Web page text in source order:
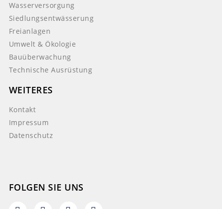
Wasserversorgung
Siedlungsentwässerung
Freianlagen
Umwelt & Ökologie
Bauüberwachung
Technische Ausrüstung
WEITERES
Kontakt
Impressum
Datenschutz
FOLGEN SIE UNS